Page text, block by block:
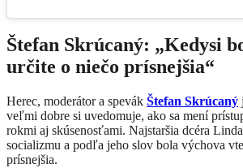
Štefan Skrúcaný: „Kedysi
určite o niečo prísnejšia“
Herec, moderátor a spevák Štefan Skrúcaný
veľmi dobre si uvedomuje, ako sa mení
rokmi aj skúsenosťami. Najstaršia dcéra
socializmu a podľa jeho slov bola výchova
prísnejšia.